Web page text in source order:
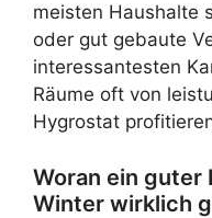
meisten Haushalte
oder gut gebaute
interessantesten
Räume oft von
Hygrostat
Woran ein
Winter wirklich